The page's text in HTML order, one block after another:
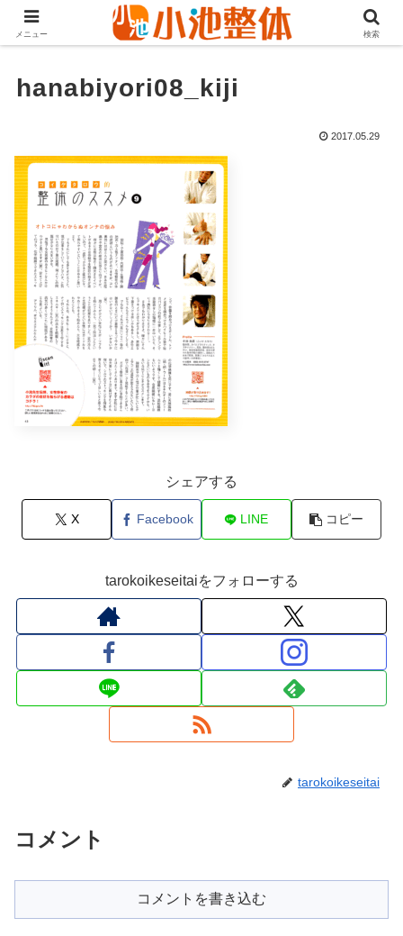
ＪＲ山手線高田馬場駅より徒歩3分・早稲田・新大久保からも至近
hanabiyori08_kiji
2017.05.29
シェアする
X Facebook LINE コピー
tarokoikeseitaiをフォローする
tarokoikeseitai
コメント
コメントを書き込む
メニュー 検索